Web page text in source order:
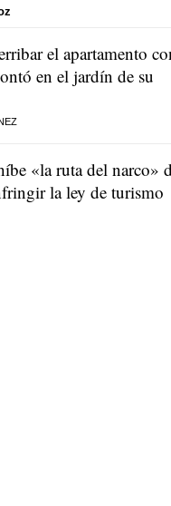
el apartamento
en el jardín de su
«la ruta del narco»
la ley de turismo